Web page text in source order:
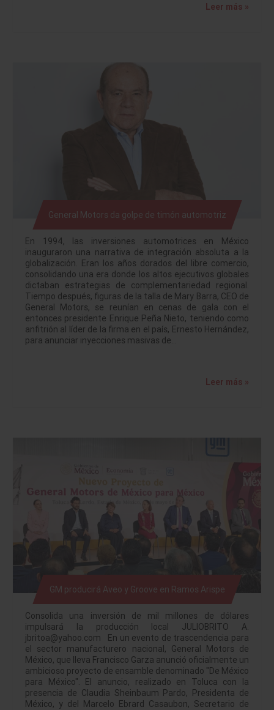
Leer más »
General Motors da golpe de timón automotriz
En 1994, las inversiones automotrices en México
inauguraron una narrativa de integración absoluta a la
globalización. Eran los años dorados del libre comercio,
consolidando una era donde los altos ejecutivos globales
dictaban estrategias de complementariedad regional.
Tiempo después, figuras de la talla de Mary Barra, CEO de
General Motors, se reunían en cenas de gala con el
entonces presidente Enrique Peña Nieto, teniendo como
anfitrión al líder de la firma en el país, Ernesto Hernández,
para anunciar inyecciones masivas de…
Leer más »
GM producirá Aveo y Groove en Ramos Arispe
Consolida una inversión de mil millones de dólares
impulsará la producción local JULIOBRITO A.
jbritoa@yahoo.com En un evento de trascendencia para
el sector manufacturero nacional, General Motors de
México, que lleva Francisco Garza anunció oficialmente un
ambicioso proyecto de ensamble denominado "De México
para México". El anuncio, realizado en Toluca con la
presencia de Claudia Sheinbaum Pardo, Presidenta de
México, y del Marcelo Ebrard Casaubon, Secretario de